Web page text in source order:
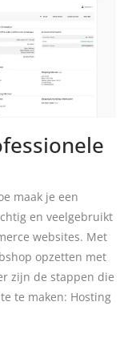
maak je een
en veelgebruikt
websites. Met
opzetten met
zijn de stappen die
te maken: Hosting